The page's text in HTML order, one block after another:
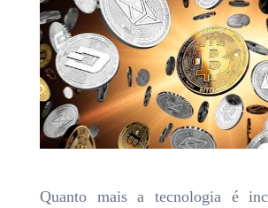
Quanto mais a tecnologia é